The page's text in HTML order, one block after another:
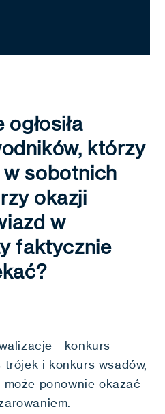
którzy
w sobotnich
okazji
w
faktycznie
- konkurs
i konkurs wsadów,
ponownie okazać